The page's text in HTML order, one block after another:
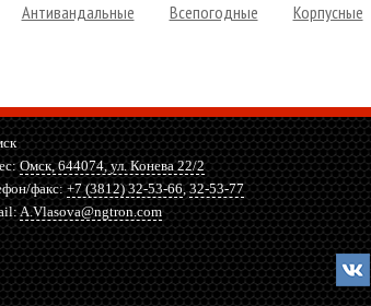
Антивандальные Всепогодные Корпусные
Омск, 644074, ул. Конева 22/2
факс:+7 (3812) 32-53-66,32-53-77
A.Vlasova@ngtron.com